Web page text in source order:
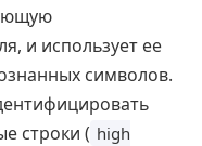
и использует ее
символов.
строки ( high